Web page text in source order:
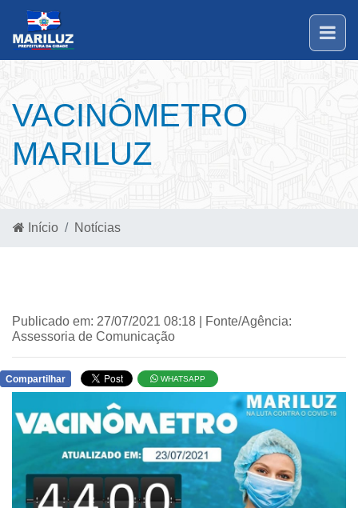
VACINÔMETRO
MARILUZ
Início Notícias
Publicado em: 27/07/2021 08:18 | Fonte/Agência:
Assessoria de Comunicação
Compartilhar WHATSAPP